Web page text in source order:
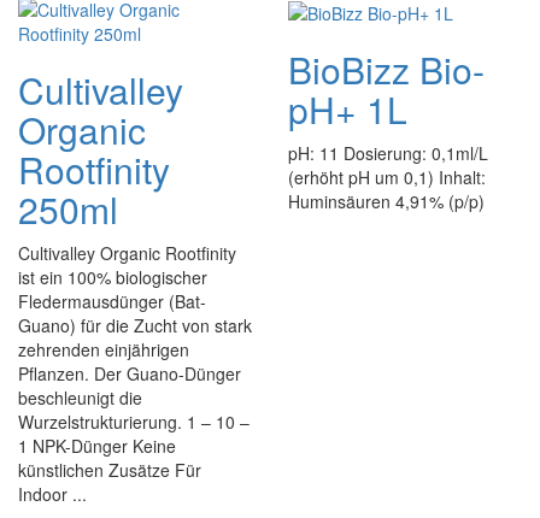
Cultivalley
Organic
Rootfinity
250ml
Cultivalley Organic Rootfinity
ist ein 100% biologischer
Fledermausdünger (Bat-
Guano) für die Zucht von stark
zehrenden einjährigen
Pflanzen. Der Guano-Dünger
beschleunigt die
Wurzelstrukturierung. 1 – 10 –
1 NPK-Dünger Keine
künstlichen Zusätze Für
Indoor ...
BioBizz Bio-
pH+ 1L
pH: 11 Dosierung: 0,1ml/L
(erhöht pH um 0,1) Inhalt:
Huminsäuren 4,91% (p/p)